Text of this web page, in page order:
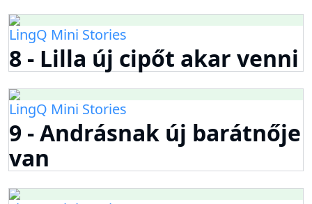
LingQ Mini Stories
8 - Lilla új cipőt akar venni
LingQ Mini Stories
9 - Andrásnak új barátnője
van